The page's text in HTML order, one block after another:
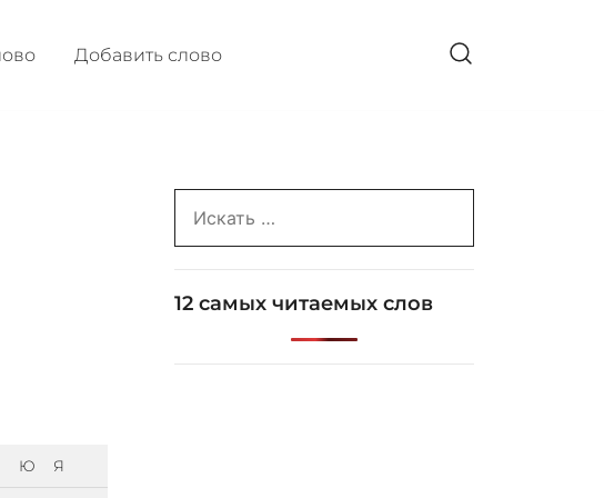
Добавить слово
Ю Я
for:
12 самых читаемых слов